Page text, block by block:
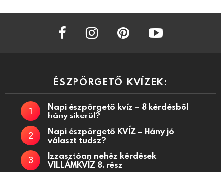
facebook instagram
ÉSZPÖRGETŐ KVÍZEK:
Napi észpörgető kvíz – 8 kérdésből
hány sikerül?
Napi észpörgető KVÍZ – Hány jó
választ tudsz?
Izzasztóan nehéz kérdések
VILLÁMKVÍZ 8. rész